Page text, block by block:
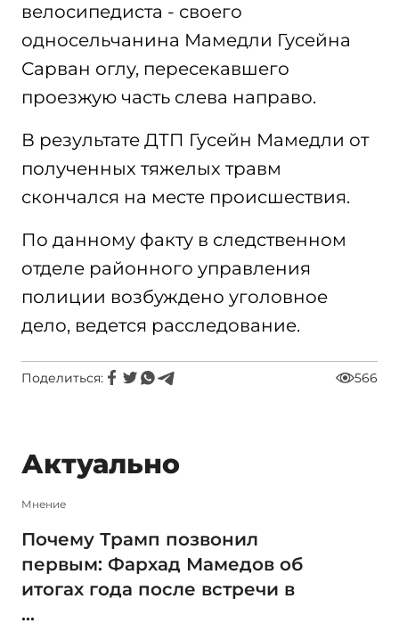
велосипедиста - своего
односельчанина Мамедли Гусейна
Сарван оглу, пересекавшего
проезжую часть слева направо.
В результате ДТП Гусейн Мамедли от
полученных тяжелых травм
скончался на месте происшествия.
По данному факту в следственном
отделе районного управления
полиции возбуждено уголовное
дело, ведется расследование.
Поделиться: 566
Актуально
Мнение
Почему Трамп позвонил
первым: Фархад Мамедов об
итогах года после встречи в
...